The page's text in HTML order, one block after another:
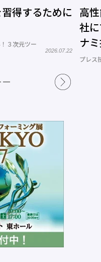
得するために
３次元ツー
2026.07.22
高
社
ナ
プレス